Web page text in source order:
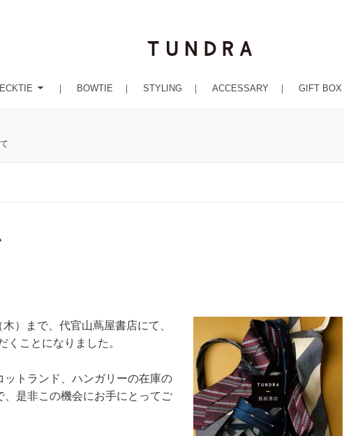
｜ BOWTIE ｜ STYLING ｜ ACCESSARY ｜ GIFT BOX
）まで、代官山蔦屋書店にて、
ことになりました。
トランド、ハンガリーの在庫の
是非この機会にお手にとってご